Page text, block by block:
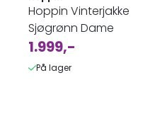
Hoppin Vinterjakke
Sjøgrønn Dame
1.999,-
På lager